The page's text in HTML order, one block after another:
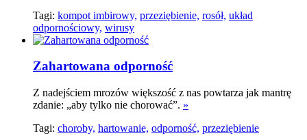
Tagi: kompot imbirowy, przeziębienie, rosół, układ
odpornościowy, wirusy
Zahartowana odporność
Z nadejściem mrozów większość z nas powtarza jak mantrę
zdanie: „aby tylko nie chorować”. »
Tagi: choroby, hartowanie, odporność, przeziębienie